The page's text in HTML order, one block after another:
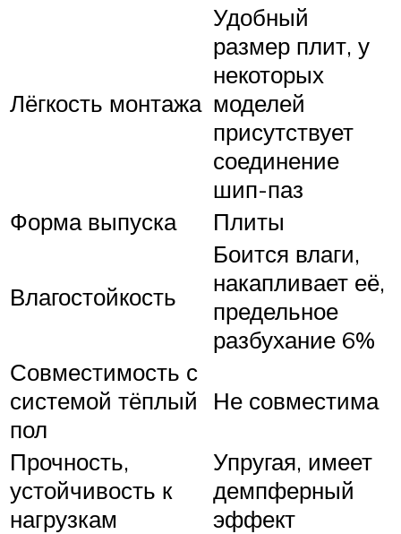
Лёгкость монтажа
Удобный
размер плит, у
некоторых
моделей
присутствует
соединение
шип-паз
Форма выпуска
Плиты
Влагостойкость
Боится влаги,
накапливает её,
предельное
разбухание 6%
Совместимость с
системой тёплый
пол
Не совместима
Прочность,
устойчивость к
нагрузкам
Упругая, имеет
демпферный
эффект